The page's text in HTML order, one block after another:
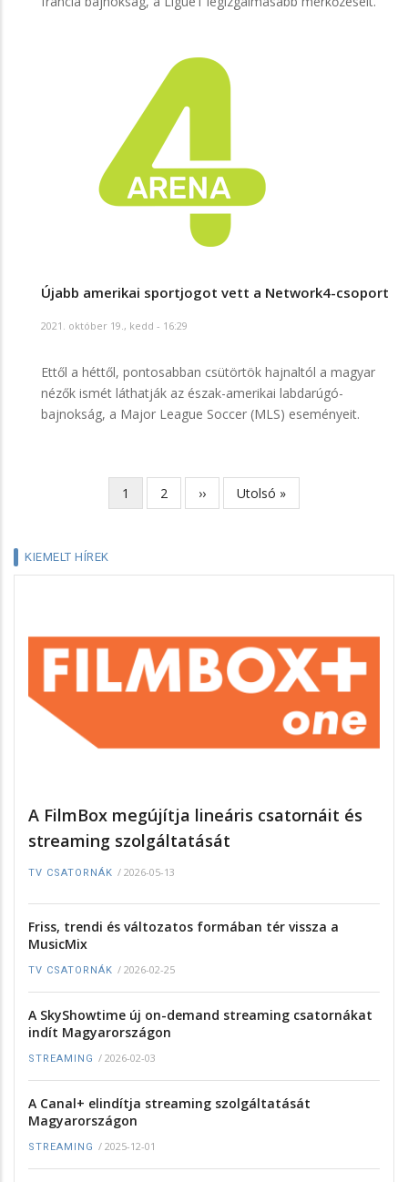
Újabb amerikai sportjogot vett a Network4-csoport
2021. október 19., kedd - 16:29
Ettől a héttől, pontosabban csütörtök hajnaltól a magyar
nézők ismét láthatják az észak-amerikai labdarúgó-
bajnokság, a Major League Soccer (MLS) eseményeit.
OldalszámozásJelenlegi
oldal
1 Page
2
Következő
oldal
››
Utolsó
oldal
Utolsó »
KIEMELT HÍREK
A FilmBox megújítja lineáris csatornáit és
streaming szolgáltatását
TV CSATORNÁK / 2026-05-13
Friss, trendi és változatos formában tér vissza a
MusicMix
TV CSATORNÁK / 2026-02-25
A SkyShowtime új on-demand streaming csatornákat
indít Magyarországon
STREAMING / 2026-02-03
A Canal+ elindítja streaming szolgáltatását
Magyarországon
STREAMING / 2025-12-01